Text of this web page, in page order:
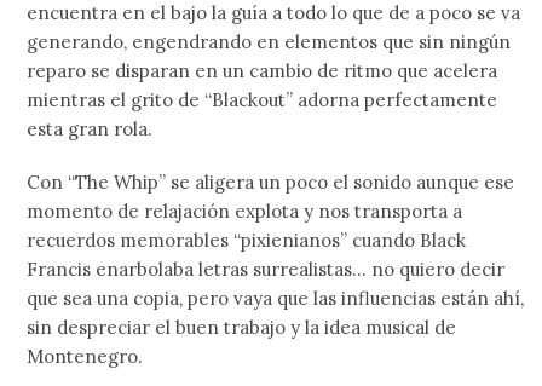
encuentra en el bajo la guía a todo lo que de a poco se va
generando, engendrando en elementos que sin ningún
reparo se disparan en un cambio de ritmo que acelera
mientras el grito de “Blackout” adorna perfectamente
esta gran rola.
Con “The Whip” se aligera un poco el sonido aunque ese
momento de relajación explota y nos transporta a
recuerdos memorables “pixienianos” cuando Black
Francis enarbolaba letras surrealistas… no quiero decir
que sea una copia, pero vaya que las influencias están ahí,
sin despreciar el buen trabajo y la idea musical de
Montenegro.